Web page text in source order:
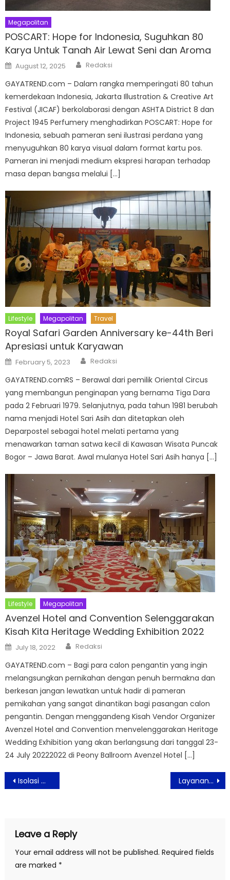
Megapolitan
POSCART: Hope for Indonesia, Suguhkan 80
Karya Untuk Tanah Air Lewat Seni dan Aroma
Posted
on
August 12, 2025 Author
Redaksi
GAYATREND.com – Dalam rangka memperingati 80 tahun
kemerdekaan Indonesia, Jakarta Illustration & Creative Art
Festival (JICAF) berkolaborasi dengan ASHTA District 8 dan
Project 1945 Perfumery menghadirkan POSCART: Hope for
Indonesia, sebuah pameran seni ilustrasi perdana yang
menyuguhkan 80 karya visual dalam format kartu pos.
Pameran ini menjadi medium ekspresi harapan terhadap
masa depan bangsa melalui […]
Lifestyle Megapolitan Travel
Royal Safari Garden Anniversary ke-44th Beri
Apresiasi untuk Karyawan
Posted
on
February 5, 2023 Author
Redaksi
GAYATREND.comRS – Berawal dari pemilik Oriental Circus
yang membangun penginapan yang bernama Tiga Dara
pada 2 Februari 1979. Selanjutnya, pada tahun 1981 berubah
nama menjadi Hotel Sari Asih dan ditetapkan oleh
Deparpostel sebagai hotel melati pertama yang
menawarkan taman satwa kecil di Kawasan Wisata Puncak
Bogor – Jawa Barat. Awal mulanya Hotel Sari Asih hanya […]
Lifestyle Megapolitan
Avenzel Hotel and Convention Selenggarakan
Kisah Kita Heritage Wedding Exhibition 2022
Posted
on
July 18, 2022 Author
Redaksi
GAYATREND.com – Bagi para calon pengantin yang ingin
melangsungkan pernikahan dengan penuh bermakna dan
berkesan jangan lewatkan untuk hadir di pameran
pemikahan yang sangat dinantikan bagi pasangan calon
pengantin. Dengan menggandeng Kisah Vendor Organizer
Avenzel Hotel and Convention menvelenggarakan Heritage
Wedding Exhibition yang akan berlangsung dari tanggal 23-
24 July 20222022 di Peony Ballroom Avenzel Hotel […]
Post
navigation
Isolasi Mandiri Dirumah, Tips Pola Makan Sehat Layanan Telekonsultasi Daring Berikan Kemudahan Pasien Isoman
Leave a Reply
Your email address will not be published. Required fields
are marked *